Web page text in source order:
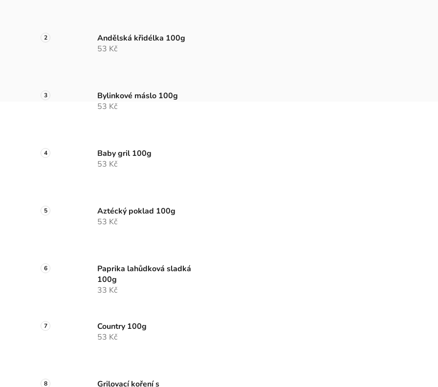
Andělská křidélka 100g
53 Kč
Bylinkové máslo 100g
53 Kč
Baby gril 100g
53 Kč
Aztécký poklad 100g
53 Kč
Paprika lahůdková sladká
100g
33 Kč
Country 100g
53 Kč
Grilovací koření s